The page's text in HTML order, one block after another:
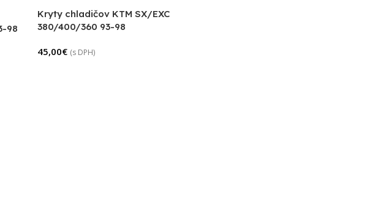
98
Kryty chladičov KTM SX/EXC
380/400/360 93-98
45,00€ (s DPH)